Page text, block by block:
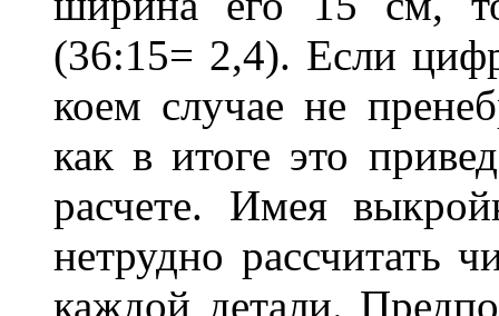
(36:15= 2,4). Если
коем случае не
как в итоге это
расчете. Имея
нетрудно рассчитать
каждой детали.